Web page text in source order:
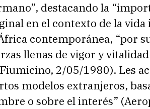
destacando la
en el contexto de la
contemporánea, “por
llenas de vigor y
2/05/1980). Les
modelos extranjeros,
o sobre el interés”